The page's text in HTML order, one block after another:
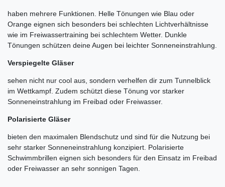
haben mehrere Funktionen. Helle Tönungen wie Blau oder
Orange eignen sich besonders bei schlechten Lichtverhältnisse
wie im Freiwassertraining bei schlechtem Wetter. Dunkle
Tönungen schützen deine Augen bei leichter Sonneneinstrahlung.
Verspiegelte Gläser
sehen nicht nur cool aus, sondern verhelfen dir zum Tunnelblick
im Wettkampf. Zudem schützt diese Tönung vor starker
Sonneneinstrahlung im Freibad oder Freiwasser.
Polarisierte Gläser
bieten den maximalen Blendschutz und sind für die Nutzung bei
sehr starker Sonneneinstrahlung konzipiert. Polarisierte
Schwimmbrillen eignen sich besonders für den Einsatz im Freibad
oder Freiwasser an sehr sonnigen Tagen.